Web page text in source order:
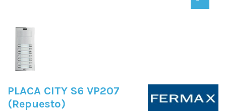
PLACA CITY S6 VP207
(Repuesto)